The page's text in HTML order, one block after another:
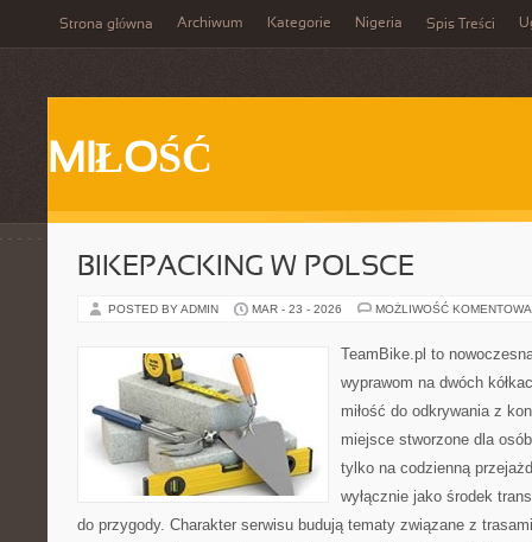
Strona główna Archiwum Kategorie Nigeria Spis Treści
MIŁOŚĆ
BIKEPACKING W POLSCE
POSTED BY ADMIN MAR - 23 - 2026 MOŻLIWOŚĆ
TeamBike.pl to
wyprawom na dwóch
miłość do odkrywania z
miejsce stworzone dla
tylko na codzienną
wyłącznie jako środek
do przygody. Charakter serwisu budują tematy związane z